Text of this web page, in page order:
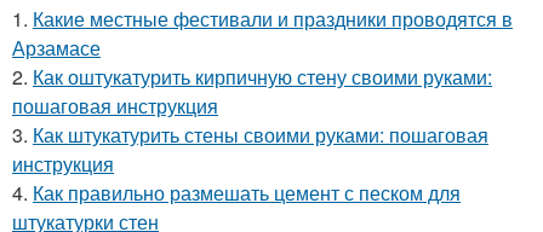
1. Какие местные фестивали и праздники проводятся в
Арзамасе
2. Как оштукатурить кирпичную стену своими руками:
пошаговая инструкция
3. Как штукатурить стены своими руками: пошаговая
инструкция
4. Как правильно размешать цемент с песком для
штукатурки стен